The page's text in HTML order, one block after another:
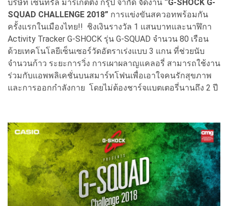
บริษัท เซ็นทรัล มาร์เก็ตติ้ง กรุ๊ป จำกัด จัดงาน “G-SHOCK G-
SQUAD CHALLENGE 2018” การแข่งขันสควอทพร้อมกัน
ครั้งแรกในเมืองไทย!! ชิงเงินรางวัล 1 แสนบาทและนาฬิกา
Activity Tracker G-SHOCK รุ่น G-SQUAD จำนวน 80 เรือน
ด้วยเทคโนโลยีเซ็นเซอร์วัดอัตราเร่งแบบ 3 แกน ที่ช่วยนับ
จำนวนก้าว ระยะการวิ่ง การเผาผลาญแคลอรี่ สามารถใช้งาน
ร่วมกับแอพพลิเคชั่นบนสมาร์ทโฟนเพื่อเอาใจคนรักสุขภาพ
และการออกกำลังกาย โดยไม่ต้องชาร์จแบตเตอรี่นานถึง 2 ปี